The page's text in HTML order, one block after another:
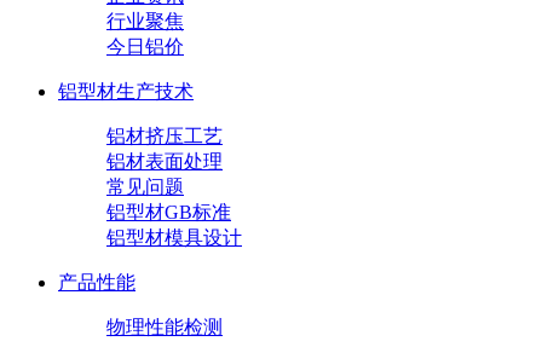
行业聚焦
今日铝价
铝型材生产技术
铝材挤压工艺
铝材表面处理
常见问题
铝型材GB标准
铝型材模具设计
产品性能
物理性能检测